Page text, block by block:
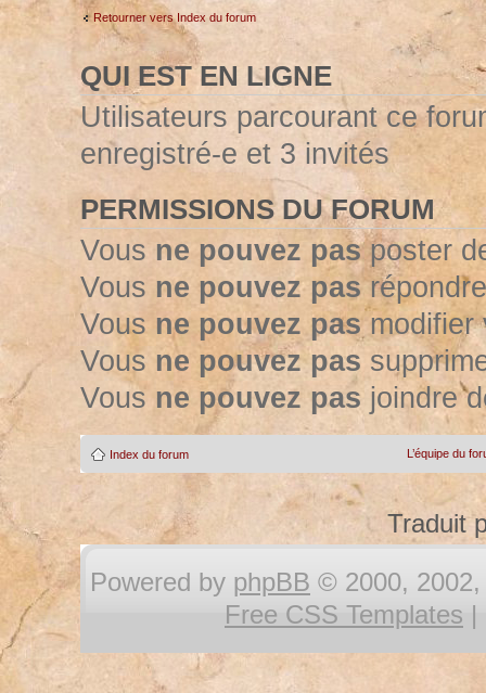
Retourner vers Index du forum
QUI EST EN LIGNE
Utilisateurs parcourant ce
enregistré-e et 3 invités
PERMISSIONS DU FORUM
Vous ne pouvez pasposter
Vous ne pouvez pas
Vous ne pouvez pasmodifier
Vous ne pouvez pas
Vous ne pouvez pas joindre
Index du forum L’équipe du
Traduit
Powered by phpBB © 2000, 2002,
Free CSS Templates |